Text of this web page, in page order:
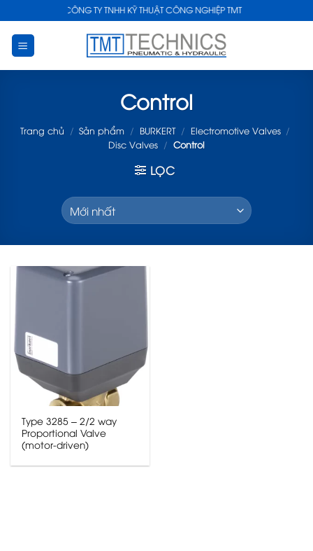
to
content
CÔNG TY TNHH KỸ THUẬT CÔNG NGHIỆP TMT
Control
Trang chủ / Sản phẩm / BURKERT / Electromotive Valves /
Disc Valves / Control
LỌC
Type 3285 – 2/2 way
Proportional Valve
(motor-driven)